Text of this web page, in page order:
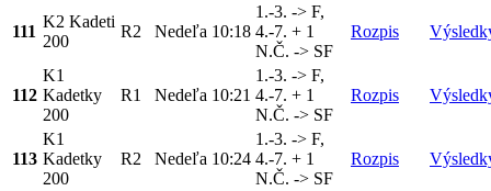
111
K2 Kadeti
200
R2 Nedeľa 10:18
1.-3. -> F,
4.-7. + 1
N.Č. -> SF
Rozpis
112
K1
Kadetky
200
R1 Nedeľa 10:21
1.-3. -> F,
4.-7. + 1
N.Č. -> SF
Rozpis
113
K1
Kadetky
200
R2 Nedeľa 10:24
1.-3. -> F,
4.-7. + 1
N.Č. -> SF
Rozpis